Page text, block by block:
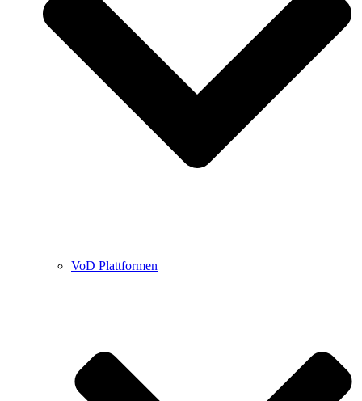
VoD Plattformen